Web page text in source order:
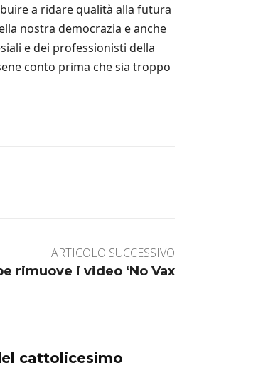
a ridare qualità alla futura
nostra democrazia e anche
e dei professionisti della
conto prima che sia troppo
ARTICOLO SUCCESSIVO
rimuove i video ‘No Vax
cattolicesimo